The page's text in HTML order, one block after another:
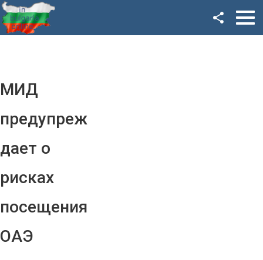
МИД
предупреж
дает о
рисках
посещения
ОАЭ